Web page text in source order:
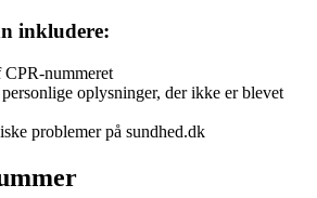
inkludere:
nummeret
oplysninger, der ikke er blevet
problemer på sundhed.dk